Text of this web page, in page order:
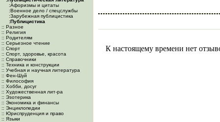
:Афоризмы и цитаты
:Военное дело / спецслужбы
:Зарубежная публицистика
:Публицистика
:: Разное
:: Религия
:: Родителям
:: Серьезное чтение
:: Спорт
:: Спорт, здоровье, красота
:: Справочники
:: Техника и конструкции
:: Учебная и научная литература
:: Фен-Шуй
:: Философия
:: Хобби, досуг
:: Художественная лит-ра
:: Эзотерика
:: Экономика и финансы
:: Энциклопедии
:: Юриспруденция и право
:: Языки
К настоящему времени нет